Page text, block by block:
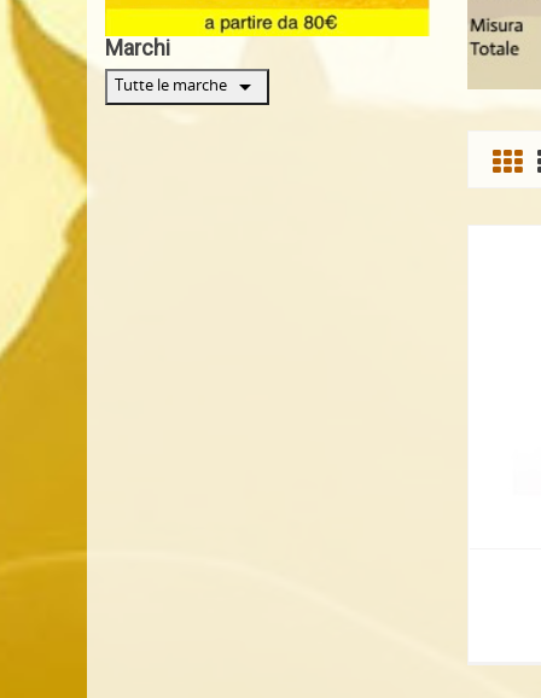
Marchi
Tutte le marche arrow_drop_down